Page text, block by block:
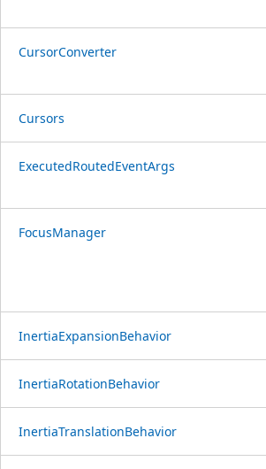
CursorConverter
Cursors
ExecutedRoutedEventArgs
FocusManager
InertiaExpansionBehavior
InertiaRotationBehavior
InertiaTranslationBehavior